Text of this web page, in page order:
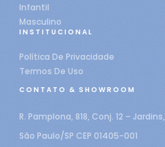
Infantil
Masculino
INSTITUCIONAL
Política De Privacidade
Termos De Uso
CONTATO & SHOWROOM
R. Pamplona, 818, Conj. 12 – Jardins,
São Paulo/SP CEP 01405-001